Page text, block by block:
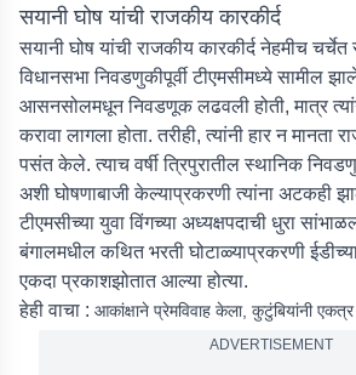
सयानी घोष यांची राजकीय कारकीर्द
सयानी घोष यांची राजकीय कारकीर्द नेहमीच
विधानसभा निवडणुकीपूर्वी टीएमसीमध्ये सामील
आसनसोलमधून निवडणूक लढवली होती, मात्र
करावा लागला होता. तरीही, त्यांनी हार न मानता
पसंत केले. त्याच वर्षी त्रिपुरातील स्थानिक
अशी घोषणाबाजी केल्याप्रकरणी त्यांना अटकही
टीएमसीच्या युवा विंगच्या अध्यक्षपदाची धुरा
बंगालमधील कथित भरती घोटाळ्याप्रकरणी
एकदा प्रकाशझोतात आल्या होत्या.
हेही वाचा : आकांक्षाने प्रेमविवाह केला, कुटुंबियांनी
ADVERTISEMENT